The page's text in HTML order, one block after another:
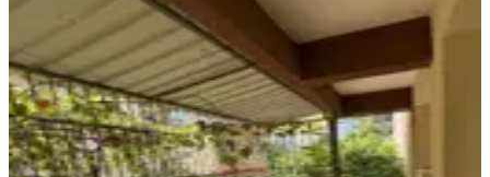
Bergama, Fatih Mahallesi
2+2 ·145 m²· Bahçe katı·
2.850.000 ₺